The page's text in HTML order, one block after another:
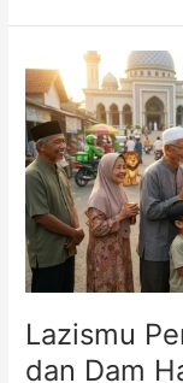
Lazismu
dan Dam
Lazismu
Perkuat
Program
Kurban
dan
Dam
Haji
Berbasis
Keadilan
dan
Ramah